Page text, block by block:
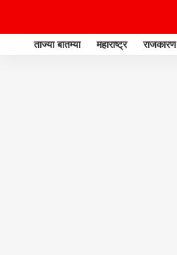
ताज्या बातम्या महाराष्ट्र राजकारण